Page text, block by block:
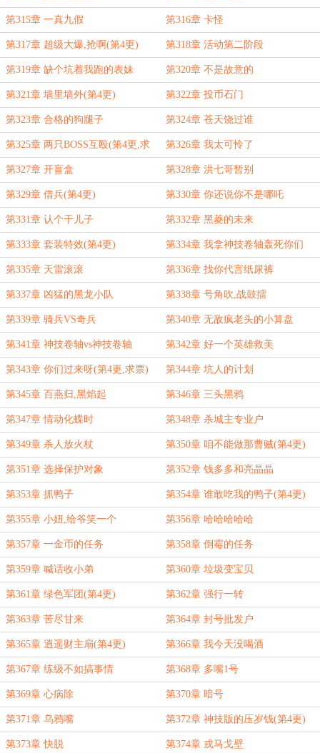
第315章 一真九假 第316章 卡怪
第317章 超级大爆,抢啊(第4更) 第318章 活动第二阶段
第319章 缺个坑着我跑的表妹 第320章 不是故意的
第321章 墙里墙外(第4更) 第322章 投币石门
第323章 合格的狗腿子 第324章 苍天饶过谁
第325章 两只BOSS互殴(第4更,求
票)
第326章 我太可怜了
第327章 开盲盒 第328章 洪七哥暂别
第329章 借兵(第4更) 第330章 你还说你不是哪吒
第331章 认个干儿子 第332章 黑菱的未来
第333章 套装特效(第4更) 第334章 我拿神技卷轴轰死你们
第335章 天雷滚滚 第336章 找你代言纸尿裤
第337章 凶猛的黑龙小队 第338章 号角吹,战鼓擂
第339章 骑兵VS奇兵 第340章 无敌疯老头的小算盘
第341章 神技卷轴vs神技卷轴 第342章 好一个英雄救美
第343章 你们过来呀(第4更,求票) 第344章 坑人的计划
第345章 百燕归,黑焰起 第346章 三头黑鸦
第347章 情动化蝶时 第348章 杀城主专业户
第349章 杀人放火杖 第350章 咱不能做那曹贼(第4更)
第351章 选择保护对象 第352章 钱多多和亮晶晶
第353章 抓鸭子 第354章 谁敢吃我的鸭子(第4更)
第355章 小妞,给爷笑一个 第356章 哈哈哈哈哈
第357章 一金币的任务 第358章 倒霉的任务
第359章 喊话收小弟 第360章 垃圾变宝贝
第361章 绿色军团(第4更) 第362章 强行一转
第363章 苦尽甘来 第364章 封号批发户
第365章 逍遥财主扇(第4更) 第366章 我今天没喝酒
第367章 练级不如搞事情 第368章 多嘴1号
第369章 心病除 第370章 暗号
第371章 乌鸦嘴 第372章 神技版的压岁钱(第4更)
第373章 快脱 第374章 戎马戈壁